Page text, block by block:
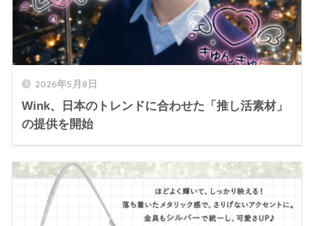
2026年5月8日
Wink、日本のトレンドに合わせた「推し活素材」
の提供を開始